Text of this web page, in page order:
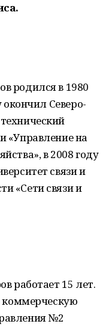
родился в 1980
окончил Северо-
«Управление на
в 2008 году
связи и
«Сети связи и
работает 15 лет.
коммерческую
№2